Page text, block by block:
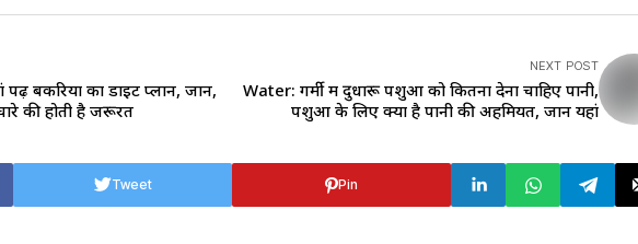
बकरियों का डाइट प्लान, जानें,
की होती है जरूरत
NEXT POST
Water: गर्मी में दुधारू पशुओं को कितना देना चाहिए पानी,
पशुओं के लिए क्या है पानी की अहमियत, जानें यहां
Tweet Pin